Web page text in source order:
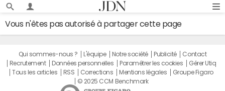
Vous n'êtes pas autorisé à partager cette page
Qui sommes-nous ? L'équipe Notre société Publicité
Contact
Recrutement
Données personnelles Paramétrer les cookies
Gérer Utiq
Tous les articles
RSS Corrections Mentions légales
Groupe Figaro
© 2025 CCM Benchmark